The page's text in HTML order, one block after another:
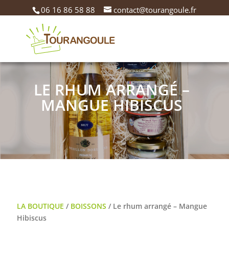
06 16 86 58 88 contact@tourangoule.fr
LE RHUM ARRANGÉ –
MANGUE HIBISCUS
LA BOUTIQUE / BOISSONS / Le rhum arrangé – Mangue
Hibiscus